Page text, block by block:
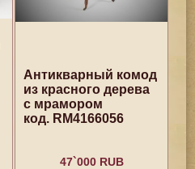
Антикварный комод
из красного дерева
с мрамором
код. RM4166056
47`000 RUB